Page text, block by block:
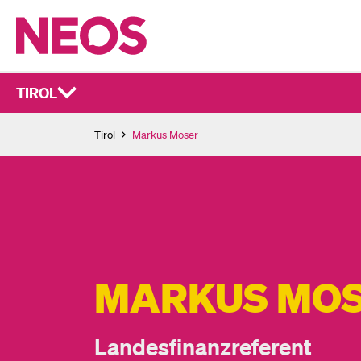
TIROL
Tirol Markus Moser
MARKUS
Landesfinanzreferent